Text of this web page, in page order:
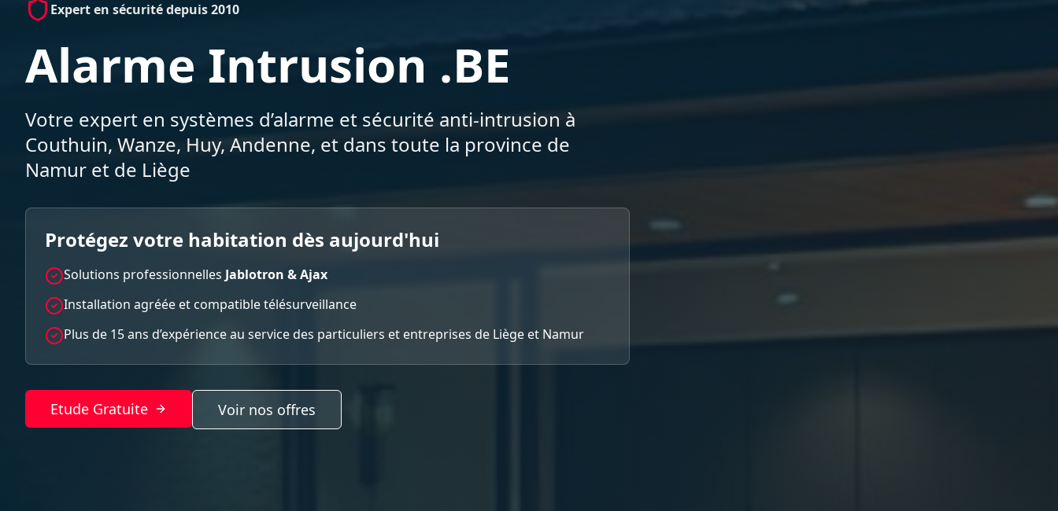
Expert en sécurité depuis 2010
Alarme Intrusion .BE
Votre expert en systèmes d’alarme et sécurité anti-intrusion à
Couthuin, Wanze, Huy, Andenne, et dans toute la province de
Namur et de Liège
Protégez votre habitation dès aujourd'hui
Solutions professionnelles Jablotron & Ajax
Installation agréée et compatible télésurveillance
Plus de 15 ans d’expérience au service des particuliers et entreprises de Liège et Namur
Etude Gratuite Voir nos offres